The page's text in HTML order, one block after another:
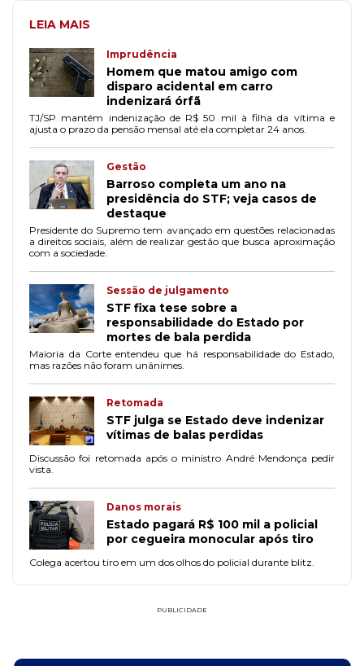
LEIA MAIS
Imprudência
Homem que matou amigo com
disparo acidental em carro
indenizará órfã
TJ/SP mantém indenização de R$ 50 mil à filha da vítima e
ajusta o prazo da pensão mensal até ela completar 24 anos.
Gestão
Barroso completa um ano na
presidência do STF; veja casos de
destaque
Presidente do Supremo tem avançado em questões relacionadas
a direitos sociais, além de realizar gestão que busca aproximação
com a sociedade.
Sessão de julgamento
STF fixa tese sobre a
responsabilidade do Estado por
mortes de bala perdida
Maioria da Corte entendeu que há responsabilidade do Estado,
mas razões não foram unânimes.
Retomada
STF julga se Estado deve indenizar
vítimas de balas perdidas
Discussão foi retomada após o ministro André Mendonça pedir
vista.
Danos morais
Estado pagará R$ 100 mil a policial
por cegueira monocular após tiro
Colega acertou tiro em um dos olhos do policial durante blitz.
PUBLICIDADE